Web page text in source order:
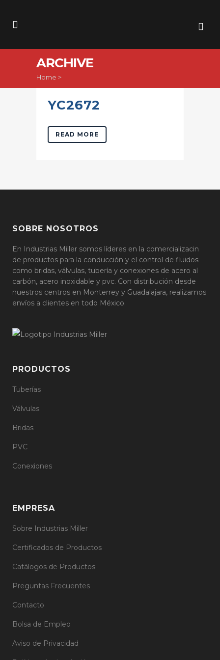
ARCHIVE
Home >
YC2672
READ MORE
SOBRE NOSOTROS
En Industrias Miller somos líderes en la comercializacin
de productos para la conducción y el control de fluidos
como bridas, válvulas, tubería y conexiones de acero al
carbón, acero inoxidable y pvc. Con distribución desde
nuestros centros en Monterrey y Guadalajara, realizamos
envíos a clientes en todo México.
PRODUCTOS
Tuberías
Válvulas
Bridas
PVC
Conexiones
EMPRESA
Sobre Industrias Miller
Certificados de Productos
Catálogos de Productos
Preguntas Frecuentes
Contacto
Bolsa de Empleo
Aviso de Privacidad